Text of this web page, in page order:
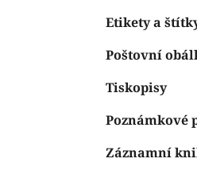
Etikety a
Poštovní
Tiskopisy
Poznámkové
Záznamní